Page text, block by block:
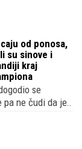
od ponosa,
su sinove i
kraj
se
pa ne čudi da je..